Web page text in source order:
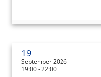
19
September 2026
19:00 - 22:00